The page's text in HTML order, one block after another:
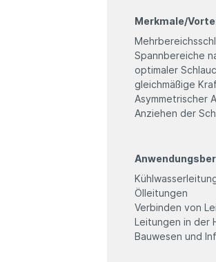
Merkmale/
Spannbereiche
optimaler
gleichmäßige
Asymmetrischer
Anziehen der
Ölleitungen
Verbinden von
Leitungen in der
Bauwesen und